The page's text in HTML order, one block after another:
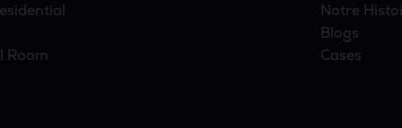
Room
Notre
Blogs
Cases